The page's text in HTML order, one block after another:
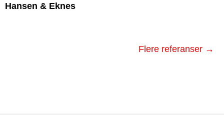
Hansen & Eknes
Flere referanser →